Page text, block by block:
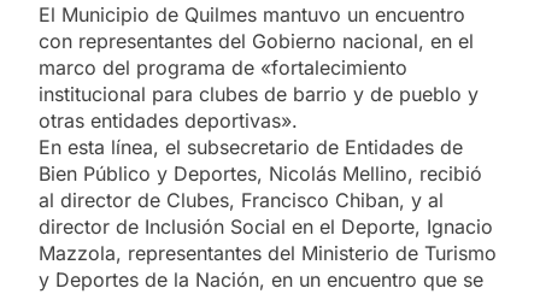
El Municipio de Quilmes mantuvo un encuentro
con representantes del Gobierno nacional, en el
marco del programa de «fortalecimiento
institucional para clubes de barrio y de pueblo y
otras entidades deportivas».
En esta línea, el subsecretario de Entidades de
Bien Público y Deportes, Nicolás Mellino, recibió
al director de Clubes, Francisco Chiban, y al
director de Inclusión Social en el Deporte, Ignacio
Mazzola, representantes del Ministerio de Turismo
y Deportes de la Nación, en un encuentro que se